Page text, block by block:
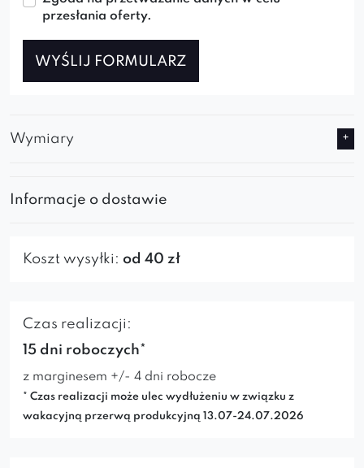
przesłania oferty.
WYŚLIJ FORMULARZ
Wymiary
Informacje o dostawie
Koszt wysyłki: od 40 zł
Czas realizacji:
15 dni roboczych*
z marginesem +/- 4 dni robocze
* Czas realizacji może ulec wydłużeniu w związku z
wakacyjną przerwą produkcyjną 13.07-24.07.2026